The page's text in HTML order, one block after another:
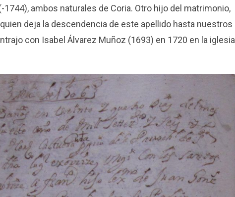
ambos naturales de Coria. Otro hijo del matrimonio,
deja la descendencia de este apellido hasta nuestros
con Isabel Álvarez Muñoz (1693) en 1720 en la iglesia